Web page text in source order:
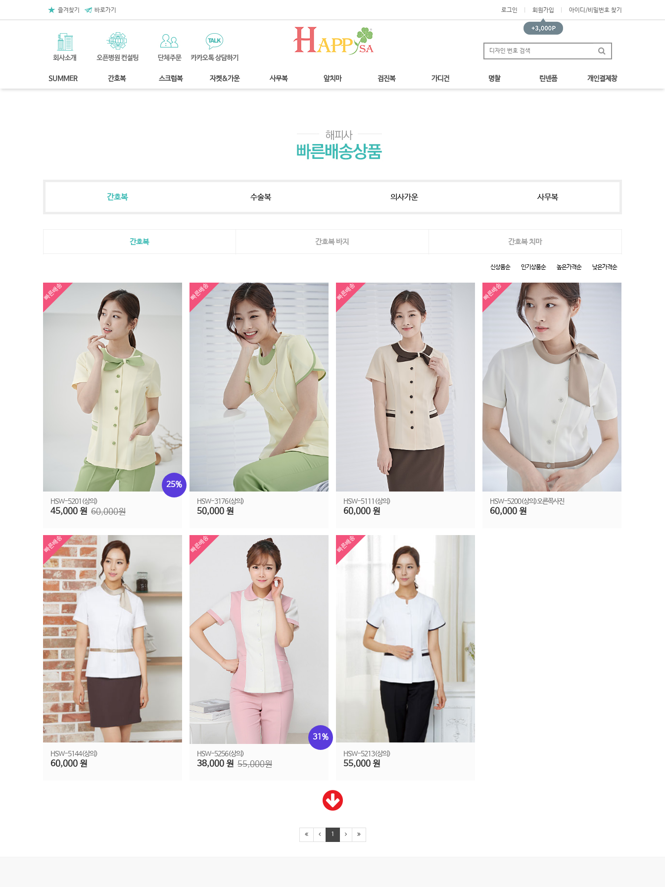
즐겨찾기 바로가기 로그인 회원가입 아이디/비밀번호 찾기
SUMMER 간호복 스크럽복 자켓&가운 사무복 앞치마 검진복 가디건 명찰 린넨폼 개인결제창
간호복 수술복 의사가운 사무복
간호복 간호복 바지 간호복 치마
신상품순 인기상품순 높은가격순 낮은가격순
빠른배송
HSW-5201(상의)
45,000 원 60,000원
25%
빠른배송
HSW-3176(상의)
50,000 원
빠른배송
HSW-5111(상의)
60,000 원
빠른배송
HSW-5200(상의)오른쪽사진
60,000 원
빠른배송
HSW-5144(상의)
60,000 원
빠른배송
HSW-5256(상의)
38,000 원 55,000원
31%
빠른배송
HSW-5213(상의)
55,000 원
1